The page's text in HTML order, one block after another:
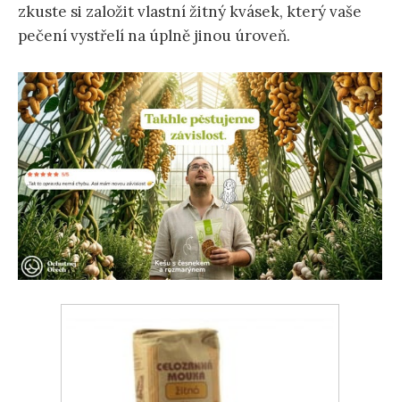
zkuste si založit vlastní žitný kvásek, který vaše
pečení vystřelí na úplně jinou úroveň.